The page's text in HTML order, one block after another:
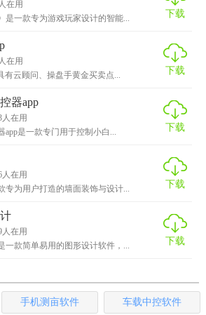
的架构支持数万人同时在线。
小白1天也能轻松赚几十。
无上限，人脉广，躺着也能赚钱。
提现简单到账快。
额外奖励，新手任务专为小白设置，
钱APP快速学会赚钱的方法。
可以提现，超低门槛，让你快速体会到
人在用
是一款专为游戏玩家设计的智能...
下载
人在用
有云顾问、操盘手黄金买卖点...
下载
器app
人在用
app是一款专门用于控制小白...
下载
人在用
专为用户打造的墙面装饰与设计...
下载
人在用
一款简单易用的图形设计软件，...
下载
手机测亩软件 车载中控软件